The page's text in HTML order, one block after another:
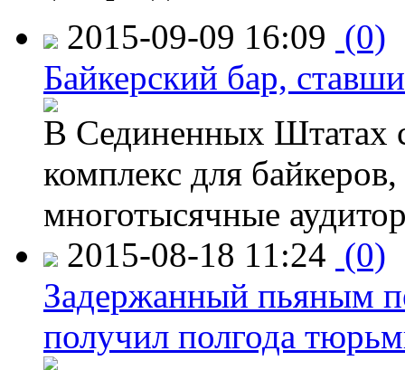
2015-09-09 16:09 (0)
Байкерский бар,
В Сединенных Штатах
комплекс для
многотысячные
2015-08-18 11:24 (0)
Задержанный пьяным
получил полгода